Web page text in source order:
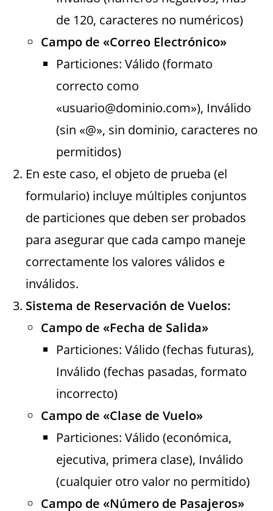
de 120, caracteres no numéricos)
Campo de «Correo Electrónico»
Particiones: Válido (formato
correcto como
«usuario@dominio.com»), Inválido
(sin «@», sin dominio, caracteres no
permitidos)
En este caso, el objeto de prueba (el
formulario) incluye múltiples conjuntos
de particiones que deben ser probados
para asegurar que cada campo maneje
correctamente los valores válidos e
inválidos.
Sistema de Reservación de Vuelos:
Campo de «Fecha de Salida»
Particiones: Válido (fechas futuras),
Inválido (fechas pasadas, formato
incorrecto)
Campo de «Clase de Vuelo»
Particiones: Válido (económica,
ejecutiva, primera clase), Inválido
(cualquier otro valor no permitido)
Campo de «Número de Pasajeros»